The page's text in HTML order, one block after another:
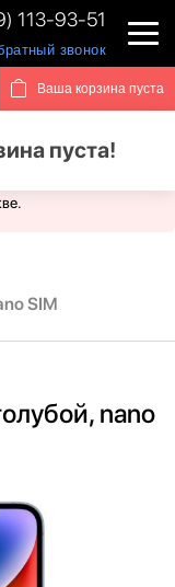
113-93-51
звонок
Ваша корзина пуста
пуста!
Вас доступен
SIM
nano